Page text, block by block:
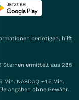
benötigen, hilft
Sternen ermittelt aus 285
NASDAQ +15 Min.
Angaben ohne Gewähr.